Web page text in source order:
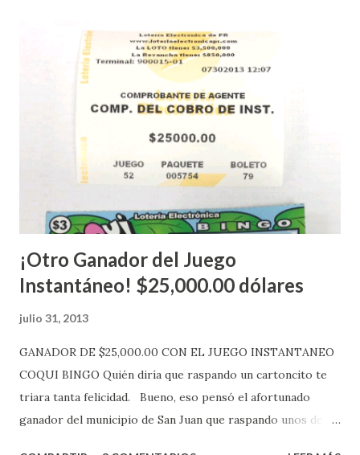
instantáneos”, indicó López. Sobre el sorteo de Powerball,
López explicó que el mismo se continuará realizando en los
Estados Unidos y los jugadores podrán conocer los
números ganadores del mismo a través de la página
aquellos con jugadas anticipadas de los sorteos locales (
Loto, Revancha, Pega 2, Pega 3 Pega 4 ) se les informará
Mientras, que l...
¡Otro Ganador del Juego
Instantáneo! $25,000.00 dólares
julio 31, 2013
GANADOR DE $25,000.00 CON EL JUEGO INSTANTANEO
COQUI BINGO Quién diría que raspando un cartoncito te
triara tanta felicidad. Bueno, eso pensó el afortunado
ganador del municipio de San Juan que raspando unos de